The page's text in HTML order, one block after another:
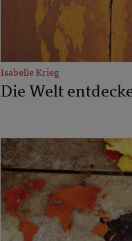
Isabelle Krieg
Die Welt